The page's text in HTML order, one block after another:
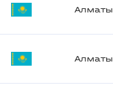
Алматы
Алматы